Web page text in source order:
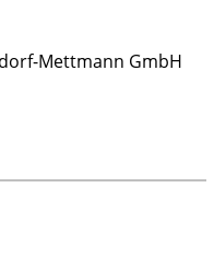
Mettmann GmbH